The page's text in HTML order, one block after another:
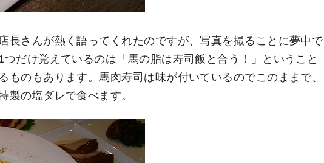
長さんが熱く語ってくれたのですが、写真を撮ることに夢中で
だけ覚えているのは「馬の脂は寿司飯と合う！」ということ
ものもあります。馬肉寿司は味が付いているのでこのままで、
製の塩ダレで食べます。